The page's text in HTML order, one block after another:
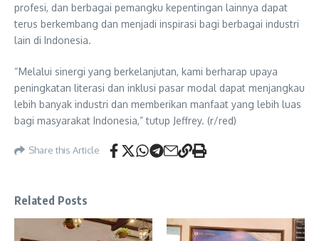
profesi, dan berbagai pemangku kepentingan lainnya dapat
terus berkembang dan menjadi inspirasi bagi berbagai industri
lain di Indonesia.
“Melalui sinergi yang berkelanjutan, kami berharap upaya
peningkatan literasi dan inklusi pasar modal dapat menjangkau
lebih banyak industri dan memberikan manfaat yang lebih luas
bagi masyarakat Indonesia,” tutup Jeffrey. (r/red)
Share this Article
Related Posts